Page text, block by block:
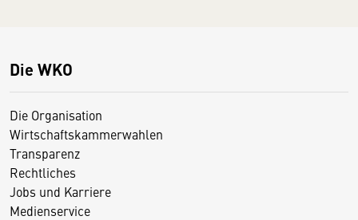
Die WKO
Die Organisation
Wirtschaftskammerwahlen
Transparenz
Rechtliches
Jobs und Karriere
Medienservice